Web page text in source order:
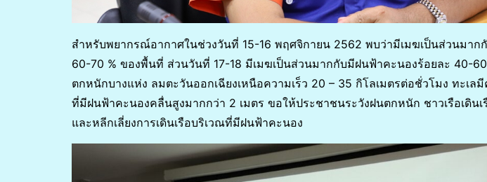
สำหรับพยากรณ์อากาศในช่วงวันที่ 15-16 พฤศจิกายน 2562 พบว่ามีเมฆเป็นส่วนมาก
60-70 % ของพื้นที่ ส่วนวันที่ 17-18 มีเมฆเป็นส่วนมากกับมีฝนฟ้าคะนองร้อยละ 40-
ตกหนักบางแห่ง ลมตะวันออกเฉียงเหนือความเร็ว 20 – 35 กิโลเมตรต่อชั่วโมง ทะเล
ที่มีฝนฟ้าคะนองคลื่นสูงมากกว่า 2 เมตร ขอให้ประชาชนระวังฝนตกหนัก ชาวเรือเดินเ
และหลีกเลี่ยงการเดินเรือบริเวณที่มีฝนฟ้าคะนอง